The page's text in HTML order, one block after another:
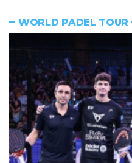
WORLD PADEL TOUR